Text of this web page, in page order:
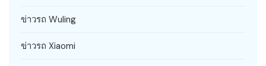
ข่าวรถ Wuling
ข่าวรถ Xiaomi